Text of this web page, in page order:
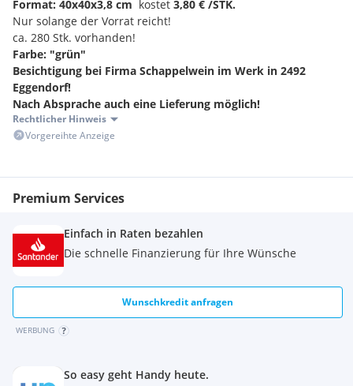
Format: 40x40x3,8 cm kostet 3,80 € /STK.
Nur solange der Vorrat reicht!
ca. 280 Stk. vorhanden!
Farbe: "grün"
Besichtigung bei Firma Schappelwein im Werk in 2492
Eggendorf!
Nach Absprache auch eine Lieferung möglich!
Rechtlicher Hinweis
Vorgereihte Anzeige
Premium Services
Einfach in Raten bezahlen
Die schnelle Finanzierung für Ihre Wünsche
Wunschkredit anfragen
WERBUNG
So easy geht Handy heute.